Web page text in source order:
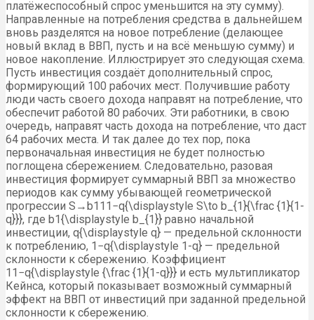
платёжеспособный спрос уменьшится на эту сумму).
Направленные на потребления средства в дальнейшем
вновь разделятся на новое потребление (делающее
новый вклад в ВВП, пусть и на всё меньшую сумму) и
новое накопление. Иллюстрирует это следующая схема.
Пусть инвестиция создаёт дополнительный спрос,
формирующий 100 рабочих мест. Получившие работу
люди часть своего дохода направят на потребление, что
обеспечит работой 80 рабочих. Эти работники, в свою
очередь, направят часть дохода на потребление, что даст
64 рабочих места. И так далее до тех пор, пока
первоначальная инвестиция не будет полностью
поглощена сбережением. Следовательно, разовая
инвестиция формирует суммарный ВВП за множество
периодов как сумму убывающей геометрической
прогрессии S→b111−q{\displaystyle S\to b_{1}{\frac {1}{1-
q}}}, где b1{\displaystyle b_{1}} равно начальной
инвестиции, q{\displaystyle q} — предельной склонности
к потреблению, 1−q{\displaystyle 1-q} — предельной
склонности к сбережению. Коэффициент
11−q{\displaystyle {\frac {1}{1-q}}} и есть мультипликатор
Кейнса, который показывает возможный суммарный
эффект на ВВП от инвестиций при заданной предельной
склонности к сбережению.